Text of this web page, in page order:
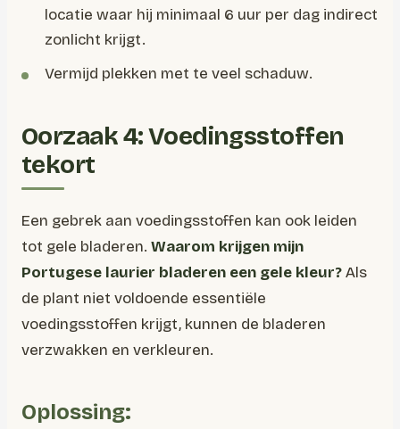
locatie waar hij minimaal 6 uur per dag indirect
zonlicht krijgt.
Vermijd plekken met te veel schaduw.
Oorzaak 4: Voedingsstoffen
tekort
Een gebrek aan voedingsstoffen kan ook leiden
tot gele bladeren. Waarom krijgen mijn
Portugese laurier bladeren een gele kleur?Als
de plant niet voldoende essentiële
voedingsstoffen krijgt, kunnen de bladeren
verzwakken en verkleuren.
Oplossing: